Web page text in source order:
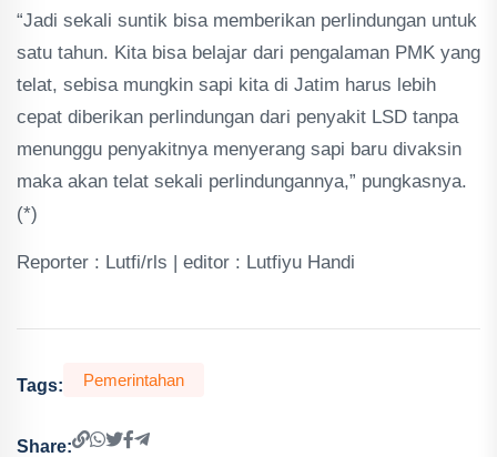
“Jadi sekali suntik bisa memberikan perlindungan untuk
satu tahun. Kita bisa belajar dari pengalaman PMK yang
telat, sebisa mungkin sapi kita di Jatim harus lebih
cepat diberikan perlindungan dari penyakit LSD tanpa
menunggu penyakitnya menyerang sapi baru divaksin
maka akan telat sekali perlindungannya,” pungkasnya.
(*)
Reporter : Lutfi/rls | editor : Lutfiyu Handi
Tags: Pemerintahan
Share: